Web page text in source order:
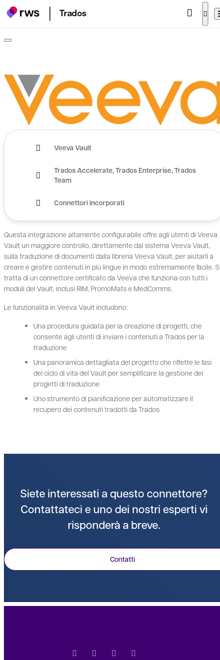
Trados
Veeva Vault
Trados Accelerate Trados Enterprise Trados
Team
Connettori incorporati
Questa integrazione altamente configurabile offre agli utenti di Veeva
Vault un maggiore controllo, direttamente dal sistema Veeva Vault,
sulla traduzione di documenti dalla libreria Veeva Vault, per aiutarli a
creare e gestire contenuti in più lingue in modo estremamente facile.
tratta di un connettore certificato da Veeva che funziona con tutti i
moduli del Vault, inclusi RIM, PromoMats e MedComms.
Le funzionalità in Veeva Vault includono:
Una procedura guidata per la creazione di progetti, che
consente agli utenti di inviare i contenuti a Trados per la
traduzione
Una panoramica dettagliata del progetto che riflette le fasi
del ciclo di vita del Vault per semplificare la gestione dei
progetti di traduzione
Uno strumento di pianificazione per automatizzare il
recupero dei contenuti tradotti da Trados
Siete interessati a questo connettore?
Contattateci e uno dei nostri esperti vi
risponderà a breve.
Contatti